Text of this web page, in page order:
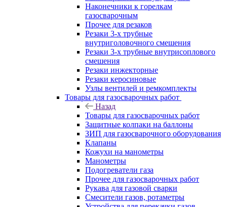
Наконечники к горелкам
газосварочным
Прочее для резаков
Резаки 3-х трубные
внутриголовочного смешения
Резаки 3-х трубные внутрисоплового
смешения
Резаки инжекторные
Резаки керосиновые
Узлы вентилей и ремкомплекты
Товары для газосварочных работ
Назад
Товары для газосварочных работ
Защитные колпаки на баллоны
ЗИП для газосварочного оборудования
Клапаны
Кожухи на манометры
Манометры
Подогреватели газа
Прочее для газосварочных работ
Рукава для газовой сварки
Смесители газов, ротаметры